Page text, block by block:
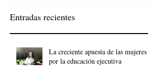
Entradas recientes
La creciente apuesta de las mujeres
por la educación ejecutiva